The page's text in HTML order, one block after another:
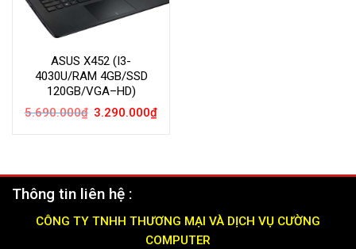
ASUS X452 (I3-
4030U/RAM 4GB/SSD
120GB/VGA–HD)
5.690.000₫ Giá
3.290.000₫Giá
Thông tin liên hệ :
CÔNG TY TNHH THƯƠNG MẠI VÀ DỊCH VỤ CƯỜNG
COMPUTER